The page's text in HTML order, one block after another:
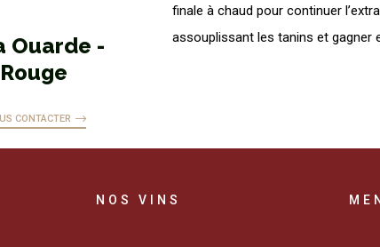
Ouarde -
CONTACTER
finale à chaud pour continuer
assouplissant les tanins et gagner
NOS VINS